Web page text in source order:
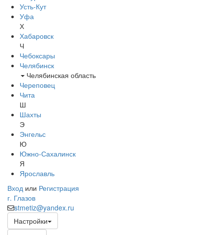
Усть-Кут
Уфа
Х
Хабаровск
Ч
Чебоксары
Челябинск
Челябинская область
Череповец
Чита
Ш
Шахты
Э
Энгельс
Ю
Южно-Сахалинск
Я
Ярославль
Вход или Регистрация
г. Глазов
stmetiz@yandex.ru
Настройки